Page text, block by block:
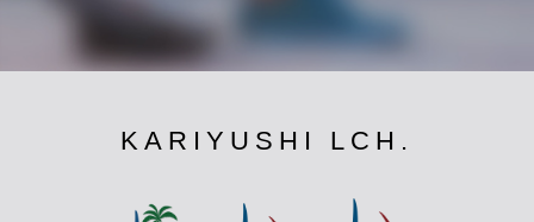
KARIYUSHI LCH.